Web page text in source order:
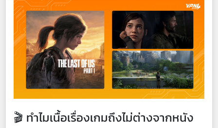
🎬 ทำไมเนื้อเรื่องเกมถึงไม่ต่างจากหนัง